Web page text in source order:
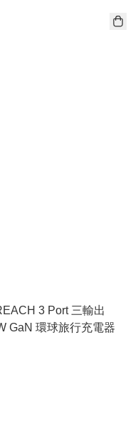
3 Port 三輸出
GaN 環球旅行充電器